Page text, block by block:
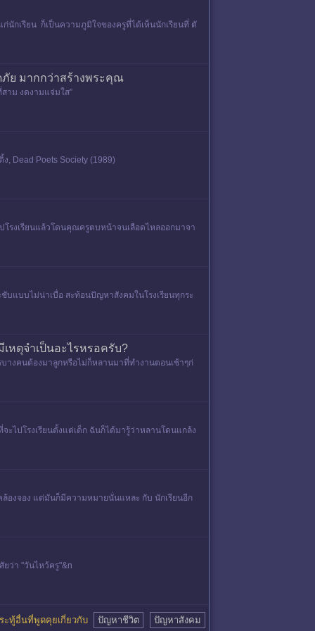
นักเรียน ก็เป็นความภูมิใจของครูที่ได้เห็นนักเรียนที่ ตั
ภัย มากกว่าสร้างพระคุณ
าม งดงามแจ่มใส”
, Dead Poets Society (1989)
งเรียนแล้วโดนคุณครูตบหน้าจนเลือดไหลออกมาจา
บแบบไม่น่าเบื่อ สะท้อนปัญหาสังคมในโรงเรียนทุกระ
หตุจำเป็นอะไรหรอครับ?
บางคนต้องมาลูกหรือไม่ก็หลานมาที่ทำงานตอนเช้าๆก่
ไปโรงเรียนตั้งแต่เด็ก ฉันก็ได้มารู้ว่าหลานโดนแกล้ง
องจอง แต่มันก็มีความหมายนั่นแหละ กับ นักเรียนอีก
ว่า "วันไหว้ครู"&n
ะทู้อื่นที่พูดคุยเกี่ยวกับ ปัญหาชีวิต ปัญหาสังคม